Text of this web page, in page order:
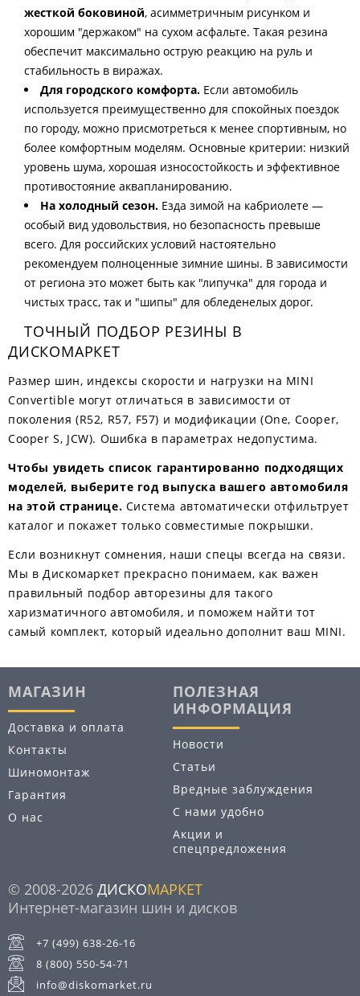
жесткой боковиной, асимметричным рисунком и
хорошим "держаком" на сухом асфальте. Такая резина
обеспечит максимально острую реакцию на руль и
стабильность в виражах.
Для городского комфорта. Если автомобиль
используется преимущественно для спокойных поездок
по городу, можно присмотреться к менее спортивным, но
более комфортным моделям. Основные критерии: низкий
уровень шума, хорошая износостойкость и эффективное
противостояние аквапланированию.
На холодный сезон. Езда зимой на кабриолете —
особый вид удовольствия, но безопасность превыше
всего. Для российских условий настоятельно
рекомендуем полноценные зимние шины. В зависимости
от региона это может быть как "липучка" для города и
чистых трасс, так и "шипы" для обледенелых дорог.
ТОЧНЫЙ ПОДБОР РЕЗИНЫ В
ДИСКОМАРКЕТ
Размер шин, индексы скорости и нагрузки на MINI
Convertible могут отличаться в зависимости от
поколения (R52, R57, F57) и модификации (One, Cooper,
Cooper S, JCW). Ошибка в параметрах недопустима.
Чтобы увидеть список гарантированно подходящих
моделей, выберите год выпуска вашего автомобиля
на этой странице. Система автоматически отфильтрует
каталог и покажет только совместимые покрышки.
Если возникнут сомнения, наши спецы всегда на связи.
Мы в Дискомаркет прекрасно понимаем, как важен
правильный подбор авторезины для такого
харизматичного автомобиля, и поможем найти тот
самый комплект, который идеально дополнит ваш MINI.
МАГАЗИН
Доставка и оплата
Контакты
Шиномонтаж
Гарантия
О нас
ПОЛЕЗНАЯ
ИНФОРМАЦИЯ
Новости
Статьи
Вредные заблуждения
С нами удобно
Акции и
спецпредложения
© 2008-2026 ДИСКОМАРКЕТ
Интернет-магазин шин и дисков
+7 (499) 638-26-16
8 (800) 550-54-71
info@diskomarket.ru